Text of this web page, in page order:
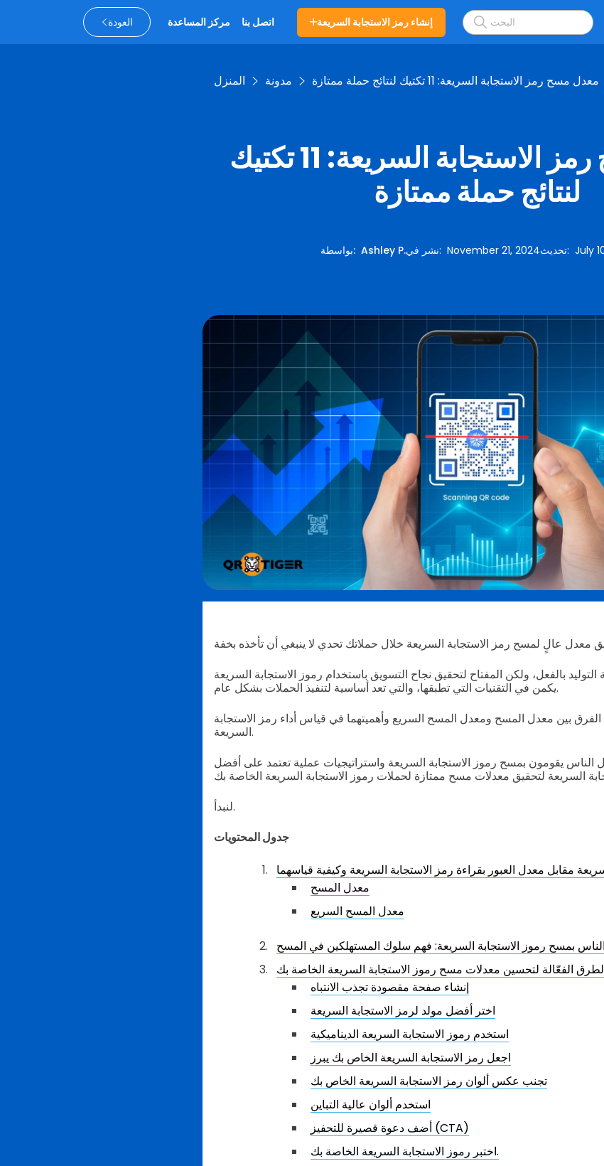
العودة مركز المساعدة اتصل بنا إنشاء رمز الاستجابة السريعة
المنزل مدونة معدل مسح رمز الاستجابة السريعة: 11 تكتيك لنتائج حملة ممتازة
معدل مسح رمز الاستجابة السريعة: 11 تكتيك
لنتائج حملة ممتازة
بواسطة: Ashley P.نشر في: November 21, 2024تحديث: July
بالفعل، ولكن المفتاح لتحقيق نجاح التسويق باستخدام رموز الاستجابة السريعة
يكمن في التقنيات التي تطبقها، والتي تعد أساسية لتنفيذ الحملات بشكل عام.
الفرق بين معدل المسح ومعدل المسح السريع وأهميتهما في قياس أداء رمز الاستجابة
السريعة.
الناس يقومون بمسح رموز الاستجابة السريعة واستراتيجيات عملية تعتمد على أفضل
لنبدأ.
جدول المحتويات
مقابل معدل العبور بقراءة رمز الاستجابة السريعة وكيفية قياسهما
معدل المسح
معدل المسح السريع
الناس بمسح رموز الاستجابة السريعة: فهم سلوك المستهلكين في المسح
الفعّالة لتحسين معدلات مسح رموز الاستجابة السريعة الخاصة بك
إنشاء صفحة مقصودة تجذب الانتباه
اختر أفضل مولد لرمز الاستجابة السريعة
استخدم رموز الاستجابة السريعة الديناميكية
اجعل رمز الاستجابة السريعة الخاص بك يبرز
تجنب عكس ألوان رمز الاستجابة السريعة الخاص بك
استخدم ألوان عالية التباين
أضف دعوة قصيرة للتحفيز (CTA)
اختبر رموز الاستجابة السريعة الخاصة بك.